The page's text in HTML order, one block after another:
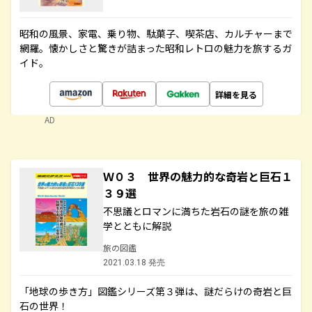
昭和の風景、家電、乗り物、駄菓子、喫茶店、カルチャーまで
網羅。懐かしさと驚きが詰まった昭和レトロの魅力を旅するガ
イド。
詳細を見る
AD
Ｗ０３ 世界の魅力的な奇岩と巨石１
３９選
不思議とロマンに満ちた岩石の謎を旅の雑
学とともに解説
旅の図鑑
2021.03.18 発売
「地球の歩き方」図鑑シリーズ第３弾は、謎だらけの奇岩と巨
石の世界！